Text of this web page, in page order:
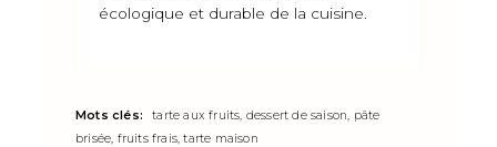
écologique et durable de la cuisine.
Mots clés:
tarte aux fruits, dessert de saison, pâte
brisée, fruits frais, tarte maison